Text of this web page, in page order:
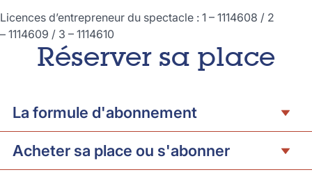
Licences d’entrepreneur du spectacle : 1 – 1114608 / 2
– 1114609 / 3 – 1114610
Réserver sa place
La formule d'abonnement
Acheter sa place ou s'abonner